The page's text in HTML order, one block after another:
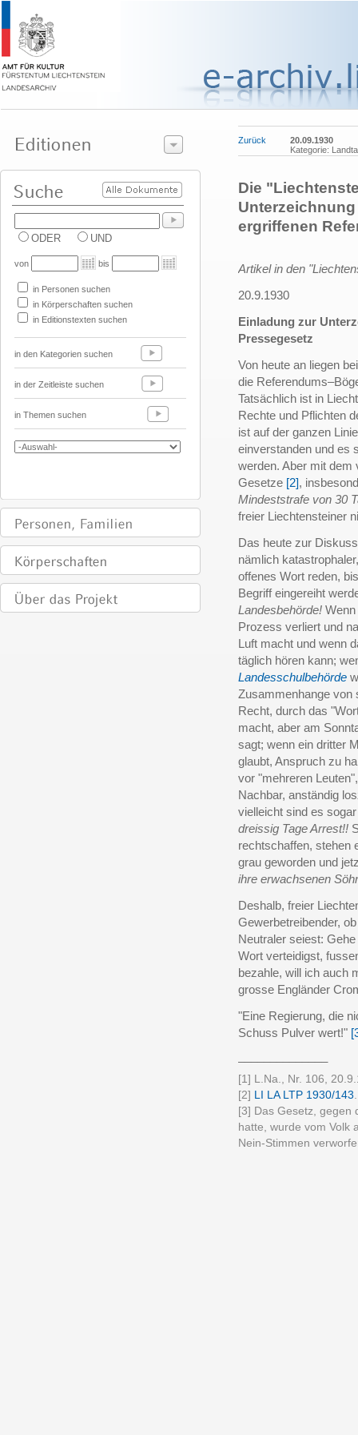
ODER UND
von bis
in Personen suchen
in Körperschaften suchen
in Editionstexten suchen
in den Kategorien suchen
in der Zeitleiste suchen
in Themen suchen
Zurück
20.09.1930
Kategorie:
Die
ergriffenen
Artikel in den
20.9.1930
Einladung zur
Pressegesetz
Von heute an liegen
die
Tatsächlich ist in
Rechte und Pflichten
ist auf der ganzen
einverstanden und es
werden. Aber mit dem
Gesetze [2],
Mindeststrafe von 30
freier Liechtensteiner
Das heute zur
nämlich
offenes Wort reden,
Begriff eingereiht
Landesbehörde!
Prozess verliert und
Luft macht und wenn
täglich hören kann;
Landesschulbehörde
Zusammenhange von
Recht, durch das
macht, aber am
sagt; wenn ein dritter
glaubt, Anspruch zu
vor "mehreren
Nachbar, anständig
vielleicht sind es
dreissig Tage Arrest!!
rechtschaffen, stehen
grau geworden und
ihre erwachsenen
Deshalb, freier
Gewerbetreibender,
Neutraler seiest:
Wort verteidigst,
bezahle, will ich auch
grosse Engländer
"Eine Regierung, die
Schuss Pulver wert!"
[1] L.Na., Nr. 106,
[2] LI LA LTP 1930/143
[3] Das Gesetz, gegen
hatte, wurde vom Volk
Nein-Stimmen